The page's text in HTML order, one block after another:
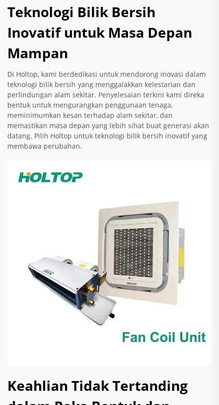
Teknologi Bilik Bersih
Inovatif untuk Masa Depan
Mampan
Di Holtop, kami berdedikasi untuk mendorong inovasi dalam
teknologi bilik bersih yang menggalakkan kelestarian dan
perlindungan alam sekitar. Penyelesaian terkini kami direka
bentuk untuk mengurangkan penggunaan tenaga,
meminimumkan kesan terhadap alam sekitar, dan
memastikan masa depan yang lebih sihat buat generasi akan
datang. Pilih Holtop untuk teknologi bilik bersih inovatif yang
membawa perubahan.
Keahlian Tidak Tertanding